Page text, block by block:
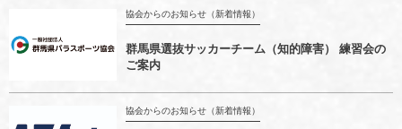
協会からのお知らせ（新着情報）
群馬県選抜サッカーチーム（知的障害） 練習会の
ご案内
協会からのお知らせ（新着情報）